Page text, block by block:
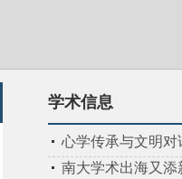
学术信息
心学传承与文明
南大学术出海又